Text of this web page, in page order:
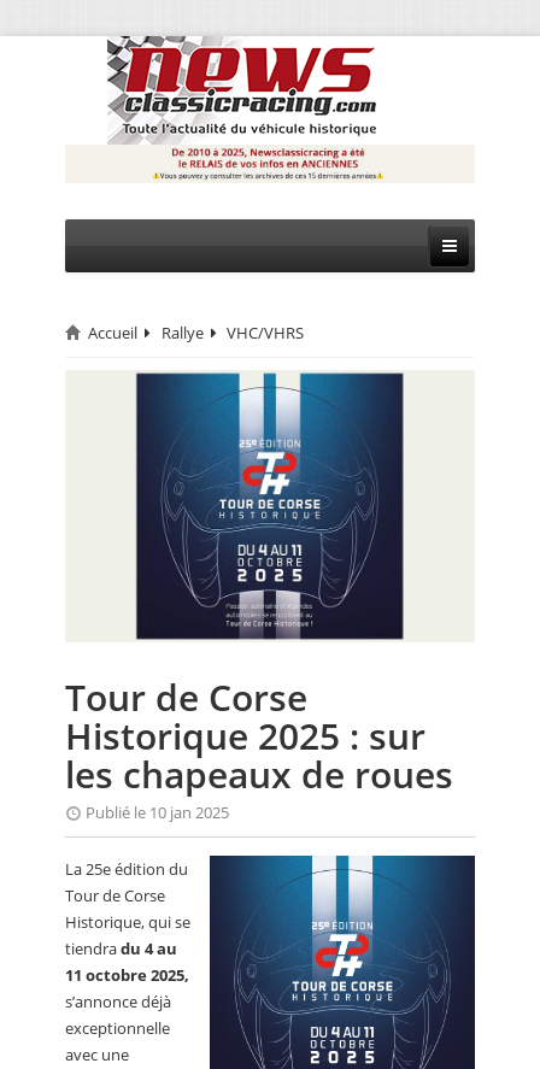
CIRCUIT
EVÈNEMENTS
CALENDRIER
ANNUAIRES
PETITES ANNONCES
Accueil Rallye VHC/VHRS
Tour de Corse
Historique 2025 : sur
les chapeaux de roues
Publié le 10 jan 2025
La 25e édition du
Tour de Corse
Historique, qui se
tiendradu 4 au
11 octobre 2025,
s’annonce déjà
exceptionnelle
avec une